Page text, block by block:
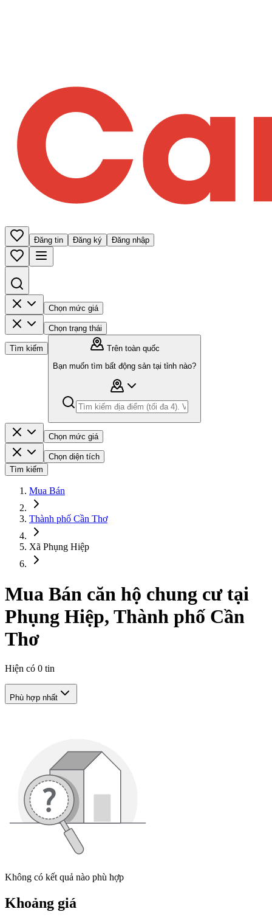
Đăng tin Đăng ký Đăng nhập
Chọn mức giá
Chọn trạng thái
Tìm kiếm
Trên toàn quốc
Bạn muốn tìm bất động sản tại tỉnh nào?
Chọn mức giá
Chọn diện tích
Tìm kiếm
Mua Bán
Thành phố Cần Thơ
Xã Phụng Hiệp
Mua Bán căn hộ chung cư tại
Phụng Hiệp, Thành phố Cần
Thơ
Hiện có 0 tin
Phù hợp nhất
Không có kết quả nào phù hợp
Khoảng giá